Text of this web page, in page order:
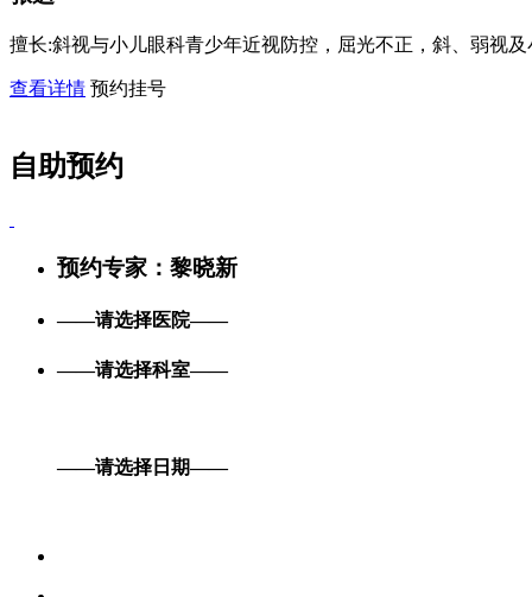
擅长:斜视与小儿眼科青少年近视防控，屈光不正，斜、弱视
查看详情 预约挂号
自助预约
预约专家： 黎晓新
——请选择医院——
——请选择科室——
——请选择日期——